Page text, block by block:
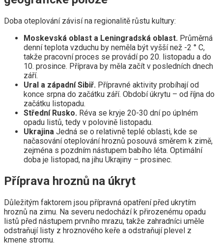
Doba oteplování závisí na regionalitě růstu kultury:
Moskevská oblast a Leningradská oblast. Průměrná
denní teplota vzduchu by neměla být vyšší než -2 ° C,
takže pracovní proces se provádí po 20. listopadu a do
10. prosince. Příprava by měla začít v posledních dnech
září.
Ural a západní Sibiř. Přípravné aktivity probíhají od
konce srpna do začátku září. Období úkrytu – od října do
začátku listopadu.
Střední Rusko. Réva se kryje 20-30 dní po úplném
opadu listů, tedy v polovině listopadu.
Ukrajina Jedná se o relativně teplé oblasti, kde se
načasování oteplování hroznů posouvá směrem k zimě,
zejména s pozdním nástupem babího léta. Optimální
doba je listopad, na jihu Ukrajiny – prosinec.
Příprava hroznů na úkryt
Důležitým faktorem jsou přípravná opatření před ukrytím
hroznů na zimu. Na severu nedochází k přirozenému opadu
listů před nástupem prvního mrazu, takže zahradníci uměle
odstraňují listy z hroznového keře a odstraňují plevel z
kmene stromu.